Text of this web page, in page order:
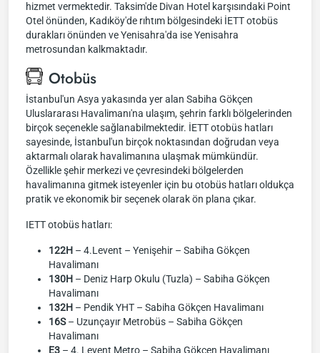
hizmet vermektedir. Taksim'de Divan Hotel karşısındaki Point
Otel önünden, Kadıköy'de rıhtım bölgesindeki İETT otobüs
durakları önünden ve Yenisahra'da ise Yenisahra
metrosundan kalkmaktadır.
Otobüs
İstanbul'un Asya yakasında yer alan Sabiha Gökçen
Uluslararası Havalimanı'na ulaşım, şehrin farklı bölgelerinden
birçok seçenekle sağlanabilmektedir. İETT otobüs hatları
sayesinde, İstanbul'un birçok noktasından doğrudan veya
aktarmalı olarak havalimanına ulaşmak mümkündür.
Özellikle şehir merkezi ve çevresindeki bölgelerden
havalimanına gitmek isteyenler için bu otobüs hatları oldukça
pratik ve ekonomik bir seçenek olarak ön plana çıkar.
IETT otobüs hatları:
122H – 4.Levent – Yenişehir – Sabiha Gökçen
Havalimanı
130H – Deniz Harp Okulu (Tuzla) – Sabiha Gökçen
Havalimanı
132H – Pendik YHT – Sabiha Gökçen Havalimanı
16S– Uzunçayır Metrobüs – Sabiha Gökçen
Havalimanı
E3 – 4. Levent Metro – Sabiha Gökçen Havalimanı